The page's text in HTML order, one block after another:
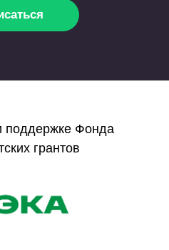
поддержке Фонда
грантов